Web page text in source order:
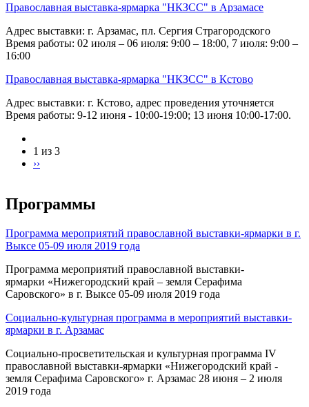
Православная выставка-ярмарка "НКЗСС" в Арзамасе
Адрес выставки: г. Арзамас, пл. Сергия Страгородского
Время работы: 02 июля – 06 июля: 9:00 – 18:00, 7 июля: 9:00 –
16:00
Православная выставка-ярмарка "НКЗСС" в Кстово
Адрес выставки: г. Кстово, адрес проведения уточняется
Время работы: 9-12 июня - 10:00-19:00; 13 июня 10:00-17:00.
1 из 3
››
Программы
Программа мероприятий православной выставки-ярмарки в г.
Выксе 05-09 июля 2019 года
Программа мероприятий православной выставки-
ярмарки «Нижегородский край – земля Серафима
Саровского» в г. Выксе 05-09 июля 2019 года
Социально-культурная программа в мероприятий выставки-
ярмарки в г. Арзамас
Социально-просветительская и культурная программа IV
православной выставки-ярмарки «Нижегородский край -
земля Серафима Саровского» г. Арзамас 28 июня – 2 июля
2019 года